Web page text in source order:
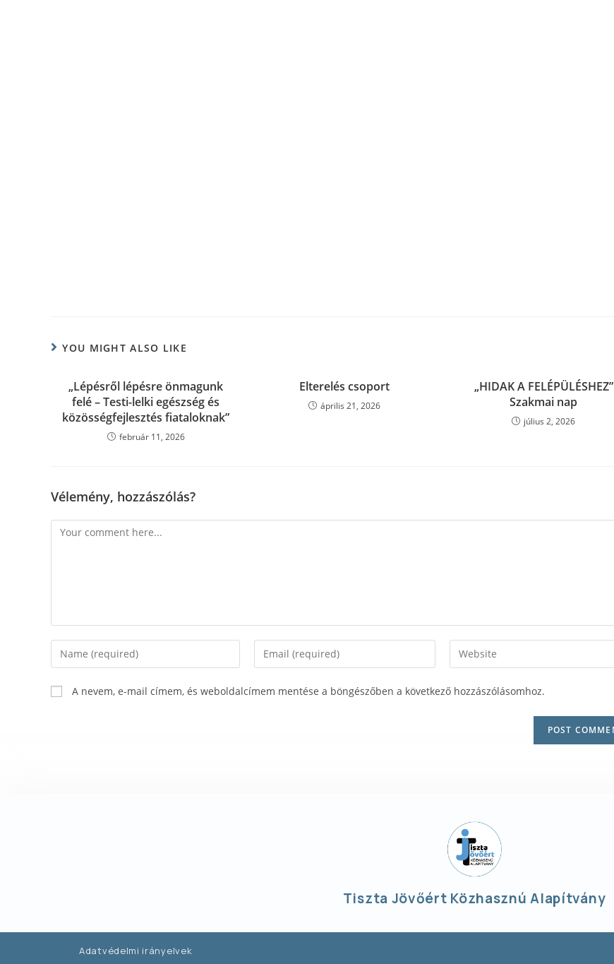
YOU MIGHT ALSO LIKE
„Lépésről lépésre önmagunk
felé – Testi-lelki egészség és
közösségfejlesztés fiataloknak”
február 11, 2026
Elterelés csoport
április 21, 2026
„HIDAK A FELÉPÜLÉSHEZ”
Szakmai nap
július 2, 2026
Vélemény, hozzászólás?
A nevem, e-mail címem, és weboldalcímem mentése a böngészőben a következő hozzászólásomhoz.
Tiszta Jövőért Közhasznú Alapítvány
Adatvédelmi irányelvek